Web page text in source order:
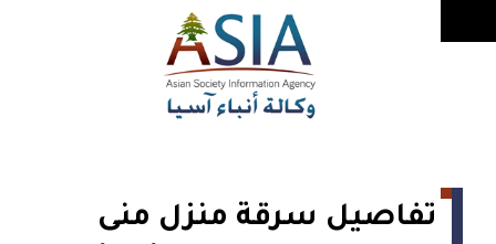
تفاصيل سرقة منزل منى